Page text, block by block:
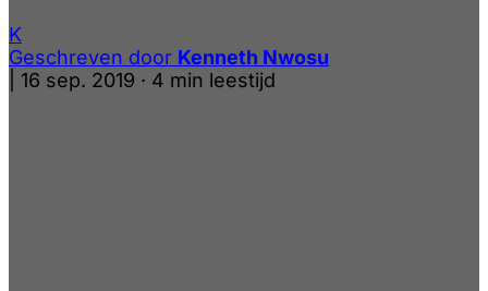
K
Geschreven door Kenneth Nwosu
16 sep. 2019 · 4 min leestijd